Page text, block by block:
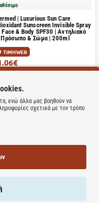
| Luxurious Sun Care
Sunscreen Invisible Spray
Face & Body SPF30 | Αντηλιακό
Πρόσωπο & Σώμα | 200ml
ΤΙΜΗ WEB
Bελούδινης Yφής με
ενώ άλλα μας βοηθούν να
σχετικά με τον τρόπο